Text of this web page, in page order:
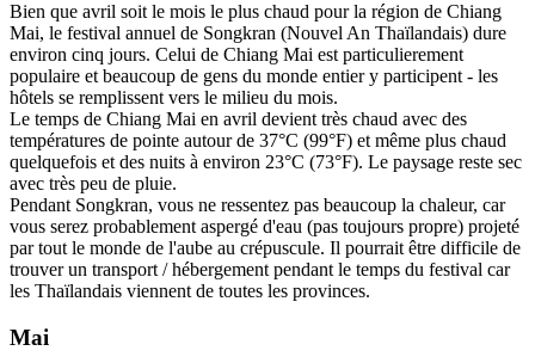
Bien que avril soit le mois le plus chaud pour la région de Chiang
Mai, le festival annuel de Songkran (Nouvel An Thaïlandais) dure
environ cinq jours. Celui de Chiang Mai est particulierement
populaire et beaucoup de gens du monde entier y participent - les
hôtels se remplissent vers le milieu du mois.
Le temps de Chiang Mai en avril devient très chaud avec des
températures de pointe autour de 37°C (99°F) et même plus chaud
quelquefois et des nuits à environ 23°C (73°F). Le paysage reste sec
avec très peu de pluie.
Pendant Songkran, vous ne ressentez pas beaucoup la chaleur, car
vous serez probablement aspergé d'eau (pas toujours propre) projeté
par tout le monde de l'aube au crépuscule. Il pourrait être difficile de
trouver un transport / hébergement pendant le temps du festival car
les Thaïlandais viennent de toutes les provinces.
Mai